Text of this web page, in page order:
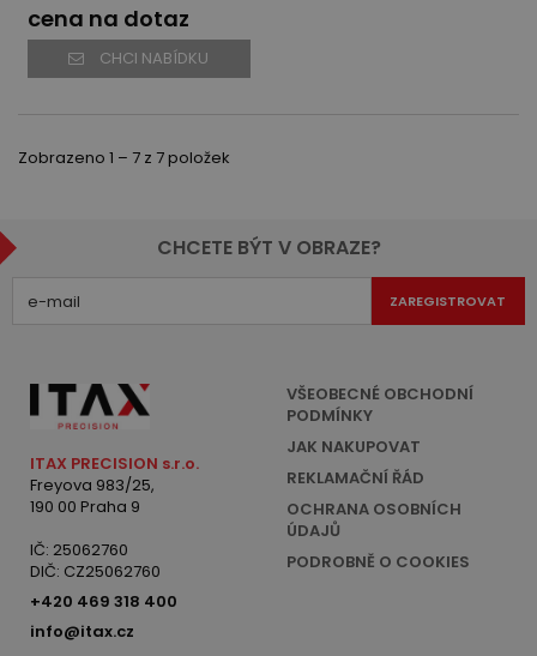
cena na dotaz
CHCI NABÍDKU
Zobrazeno 1 – 7 z 7 položek
CHCETE BÝT V OBRAZE?
ZAREGISTROVAT
ITAX PRECISION s.r.o.
Freyova 983/25,
190 00 Praha 9
IČ: 25062760
DIČ: CZ25062760
+420 469 318 400
info@itax.cz
VŠEOBECNÉ OBCHODNÍ
PODMÍNKY
JAK NAKUPOVAT
REKLAMAČNÍ ŘÁD
OCHRANA OSOBNÍCH
ÚDAJŮ
PODROBNĚ O COOKIES